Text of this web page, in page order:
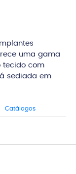
uma gama
tecido com
sediada em
Catálogos